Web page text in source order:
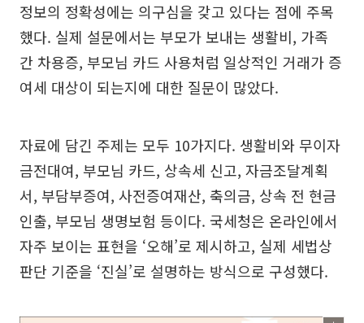
정보의 정확성에는 의구심을 갖고 있다는 점에 주목
했다. 실제 설문에서는 부모가 보내는 생활비, 가족
간 차용증, 부모님 카드 사용처럼 일상적인 거래가 증
여세 대상이 되는지에 대한 질문이 많았다.
자료에 담긴 주제는 모두 10가지다. 생활비와 무이자
금전대여, 부모님 카드, 상속세 신고, 자금조달계획
서, 부담부증여, 사전증여재산, 축의금, 상속 전 현금
인출, 부모님 생명보험 등이다. 국세청은 온라인에서
자주 보이는 표현을 ‘오해’로 제시하고, 실제 세법상
판단 기준을 ‘진실’로 설명하는 방식으로 구성했다.